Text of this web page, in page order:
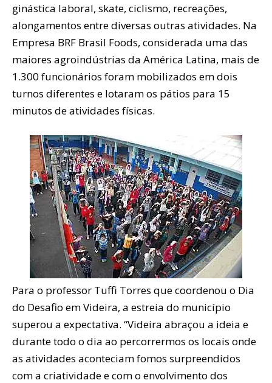
ginástica laboral, skate, ciclismo, recreações,
alongamentos entre diversas outras atividades. Na
Empresa BRF Brasil Foods, considerada uma das
maiores agroindústrias da América Latina, mais de
1.300 funcionários foram mobilizados em dois
turnos diferentes e lotaram os pátios para 15
minutos de atividades físicas.
Para o professor Tuffi Torres que coordenou o Dia
do Desafio em Videira, a estreia do município
superou a expectativa. “Videira abraçou a ideia e
durante todo o dia ao percorrermos os locais onde
as atividades aconteciam fomos surpreendidos
com a criatividade e com o envolvimento dos